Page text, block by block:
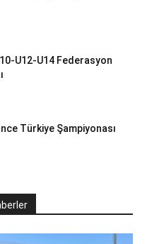
U12-U14 Federasyon
Türkiye Şampiyonası